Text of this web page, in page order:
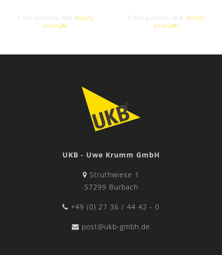
* Bez podatku Wył. Koszty
przesyłki
* Bez podatku Wył. Koszty
przesyłki
UKB - Uwe Krumm GmbH
Struthwiese 1
57299 Burbach
+49 (0) 27 36 / 44 42 - 0
post@ukb-gmbh.de